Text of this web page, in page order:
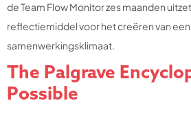
de Team Flow Monitor zes maanden
reflectiemiddel voor het creëren van
samenwerkingsklimaat.
The Palgrave
Possible